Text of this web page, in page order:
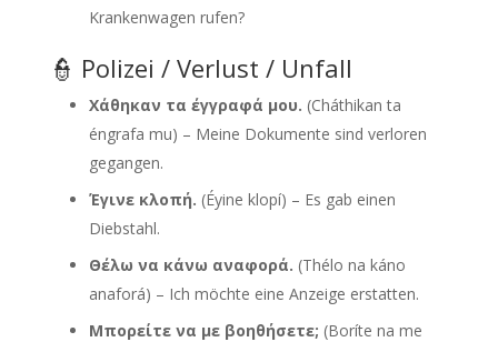
Krankenwagen rufen?
👮 Polizei / Verlust / Unfall
Χάθηκαν τα έγγραφά μου. (Cháthikan ta
éngrafa mu) – Meine Dokumente sind verloren
gegangen.
Έγινε κλοπή. (Éyine klopí) – Es gab einen
Diebstahl.
Θέλω να κάνω αναφορά. (Thélo na káno
anaforá) – Ich möchte eine Anzeige erstatten.
Μπορείτε να με βοηθήσετε; (Boríte na me